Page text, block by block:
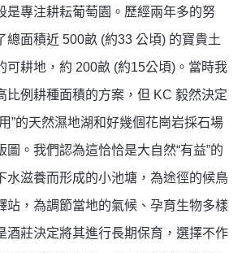
是專注耕耘葡萄園。歷經兩年多的努
總面積近 500畝 (約33 公頃) 的寶貴土
可耕地，約 200畝 (約15公頃)。當時我
比例耕種面積的方案，但 KC 毅然決定
”的天然濕地湖和好幾個花崗岩採石場
圖。我們認為這恰恰是大自然“有益”的
水滋養而形成的小池塘，為途徑的候鳥
站，為調節當地的氣候、孕育生物多樣
酒莊決定將其進行長期保育，選擇不作